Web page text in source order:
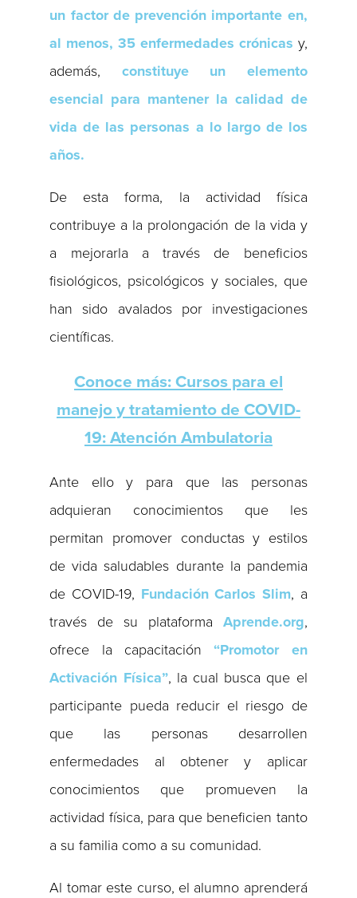
un factor de prevención importante en,
al menos, 35 enfermedades crónicas y,
además, constituye un elemento
esencial para mantener la calidad de
vida de las personas a lo largo de los
años.
De esta forma, la actividad física
contribuye a la prolongación de la vida y
a mejorarla a través de beneficios
fisiológicos, psicológicos y sociales, que
han sido avalados por investigaciones
científicas.
Conoce más: Cursos para el
manejo y tratamiento de COVID-
19: Atención Ambulatoria
Ante ello y para que las personas
adquieran conocimientos que les
permitan promover conductas y estilos
de vida saludables durante la pandemia
de COVID-19, Fundación Carlos Slim, a
través de su plataforma Aprende.org,
ofrece la capacitación“Promotor en
Activación Física”, la cual busca que el
participante pueda reducir el riesgo de
que las personas desarrollen
enfermedades al obtener y aplicar
conocimientos que promueven la
actividad física, para que beneficien tanto
a su familia como a su comunidad.
Al tomar este curso, el alumno aprenderá